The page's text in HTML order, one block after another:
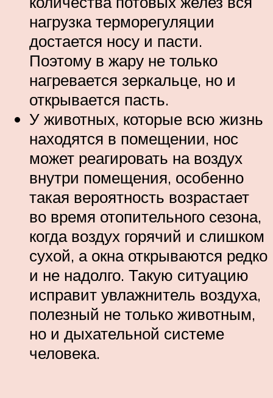
нагрузка терморегуляции
достается носу и пасти.
Поэтому в жару не только
нагревается зеркальце, но и
открывается пасть.
У животных, которые всю жизнь
находятся в помещении, нос
может реагировать на воздух
внутри помещения, особенно
такая вероятность возрастает
во время отопительного сезона,
когда воздух горячий и слишком
сухой, а окна открываются редко
и не надолго. Такую ситуацию
исправит увлажнитель воздуха,
полезный не только животным,
но и дыхательной системе
человека.